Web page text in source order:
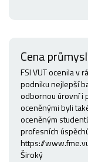
Cena
FSI VUT ocenila v
podniku nejlepší
odbornou úrovní i
oceněnými byli
oceněným
profesních
https://
Široký